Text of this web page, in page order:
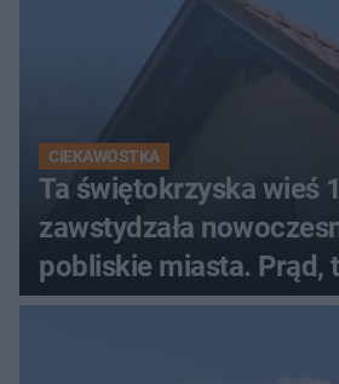
CIEKAWOSTKA
Ta świętokrzyska wieś
zawstydzała
pobliskie miasta. Prąd,
luksusowa auta